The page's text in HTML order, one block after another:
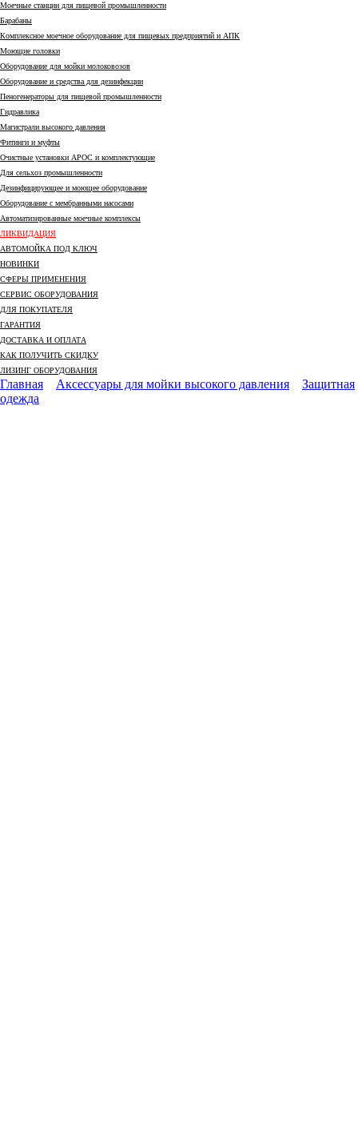
Моечные станции для пищевой промышленности
Барабаны
Комплексное моечное оборудование для пищевых предприятий и АПК
Моющие головки
Оборудование для мойки молоковозов
Оборудование и средства для дезинфекции
Пеногенераторы для пищевой промышленности
Гидравлика
Магистрали высокого давления
Фитинги и муфты
Очистные установки АРОС и комплектующие
Для сельхоз промышленности
Дезинфицирующее и моющее оборудование
Оборудование с мембранными насосами
Автоматизированные моечные комплексы
ЛИКВИДАЦИЯ
АВТОМОЙКА ПОД КЛЮЧ
НОВИНКИ
СФЕРЫ ПРИМЕНЕНИЯ
СЕРВИС ОБОРУДОВАНИЯ
ДЛЯ ПОКУПАТЕЛЯ
ГАРАНТИЯ
ДОСТАВКА И ОПЛАТА
КАК ПОЛУЧИТЬ СКИДКУ
ЛИЗИНГ ОБОРУДОВАНИЯ
Главная Аксессуары для мойки высокого давления
Защитная
одежда